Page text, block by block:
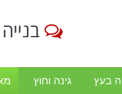
בעץ גינה וחוץ